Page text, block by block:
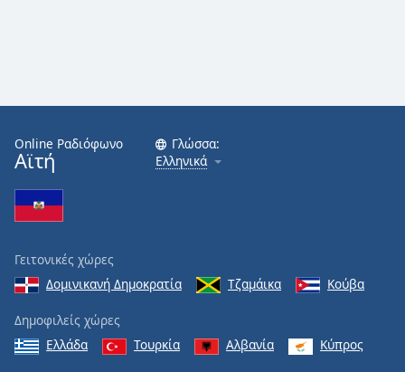
Reset
Done
Close
End
window.
Online Ραδιόφωνο
Αϊτή
Γλώσσα:
Ελληνικά
Γειτονικές χώρες
Δομινικανή Δημοκρατία
Τζαμάικα Κούβα
Δημοφιλείς χώρες
Ελλάδα
Τουρκία Αλβανία Κύπρος